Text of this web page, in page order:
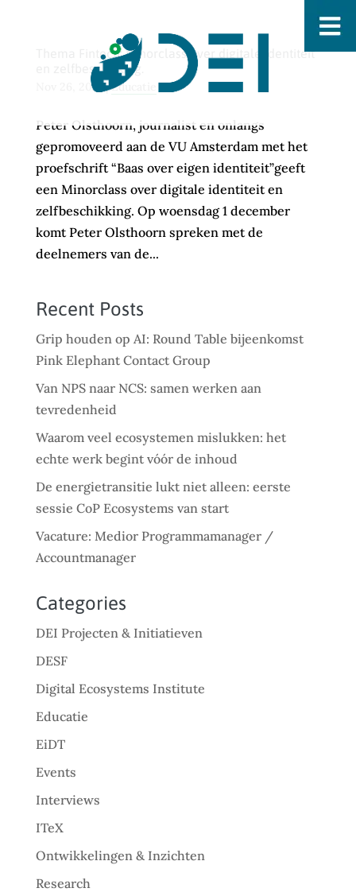
Thema Fintech: Minorclass over digitale identiteit
en zelfbeschikking.
Nov 26, 2021 |Educatie
Peter Olsthoorn, journalist en onlangs
gepromoveerd aan de VU Amsterdam met het
proefschrift “Baas over eigen identiteit”geeft
een Minorclass over digitale identiteit en
zelfbeschikking. Op woensdag 1 december
komt Peter Olsthoorn spreken met de
deelnemers van de...
Recent Posts
Grip houden op AI: Round Table bijeenkomst
Pink Elephant Contact Group
Van NPS naar NCS: samen werken aan
tevredenheid
Waarom veel ecosystemen mislukken: het
echte werk begint vóór de inhoud
De energietransitie lukt niet alleen: eerste
sessie CoP Ecosystems van start
Vacature: Medior Programmamanager /
Accountmanager
Categories
DEI Projecten & Initiatieven
DESF
Digital Ecosystems Institute
Educatie
EiDT
Events
Interviews
ITeX
Ontwikkelingen & Inzichten
Research